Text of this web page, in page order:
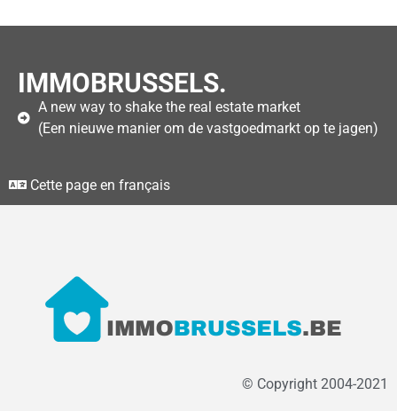
IMMOBRUSSELS.
A new way to shake the real estate market
(Een nieuwe manier om de vastgoedmarkt op te jagen)
Cette page en français
© Copyright 2004-2021